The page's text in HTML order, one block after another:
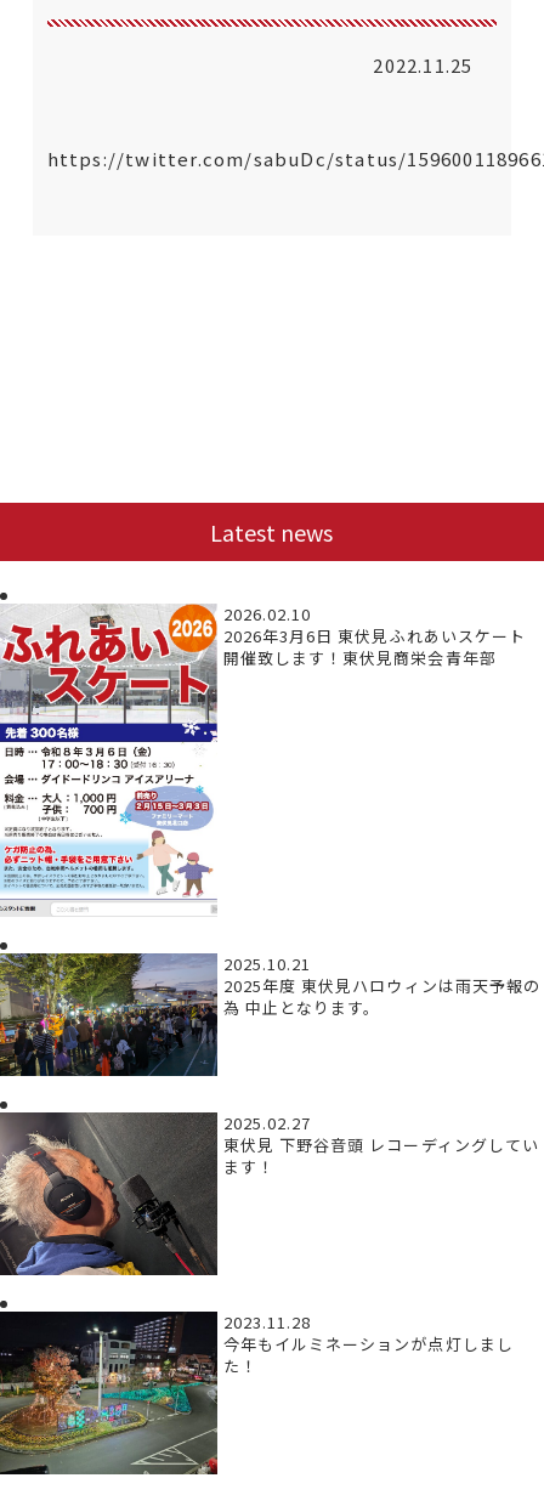
2022.11.25
https://twitter.com/sabuDc/status/
Latest news
2026.02.10
2026年3月6日 東伏見ふれあいスケート
開催致します！東伏見商栄会青年部
2025.10.21
2025年度 東伏見ハロウィンは雨天予報の
為 中止となります。
2025.02.27
東伏見 下野谷音頭 レコーディングしてい
ます！
2023.11.28
今年もイルミネーションが点灯しまし
た！